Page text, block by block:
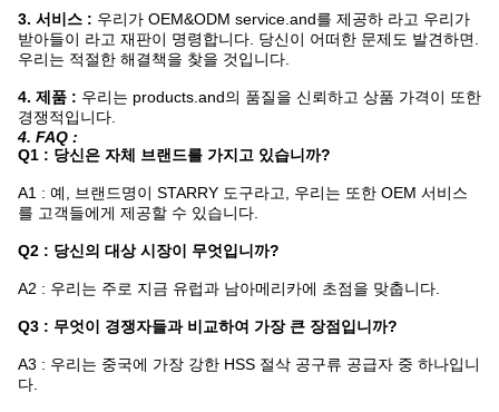
3. 서비스 : 우리가 OEM&ODM service.and를 제공하 라고 우리가
받아들이 라고 재판이 명령합니다. 당신이 어떠한 문제도 발견하면.
우리는 적절한 해결책을 찾을 것입니다.
4. 제품 : 우리는 products.and의 품질을 신뢰하고 상품 가격이 또한
경쟁적입니다.
4. FAQ :
Q1 : 당신은 자체 브랜드를 가지고 있습니까?
A1 : 예, 브랜드명이 STARRY 도구라고, 우리는 또한 OEM 서비스
를 고객들에게 제공할 수 있습니다.
Q2 : 당신의 대상 시장이 무엇입니까?
A2 : 우리는 주로 지금 유럽과 남아메리카에 초점을 맞춥니다.
Q3 : 무엇이 경쟁자들과 비교하여 가장 큰 장점입니까?
A3 : 우리는 중국에 가장 강한 HSS 절삭 공구류 공급자 중 하나입니
다.